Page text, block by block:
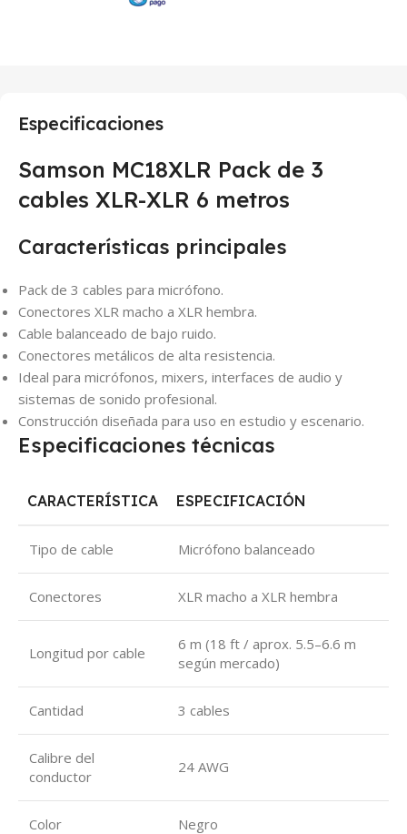
Especificaciones
Samson MC18XLR Pack de 3
cables XLR-XLR 6 metros
Características principales
Pack de 3 cables para micrófono.
Conectores XLR macho a XLR hembra.
Cable balanceado de bajo ruido.
Conectores metálicos de alta resistencia.
Ideal para micrófonos, mixers, interfaces de audio y
sistemas de sonido profesional.
Construcción diseñada para uso en estudio y escenario.
Especificaciones técnicas
CARACTERÍSTICA ESPECIFICACIÓN
Tipo de cable Micrófono balanceado
Conectores XLR macho a XLR hembra
Longitud por cable
6 m (18 ft / aprox. 5.5–6.6 m
según mercado)
Cantidad 3 cables
Calibre del
conductor
24 AWG
Color Negro